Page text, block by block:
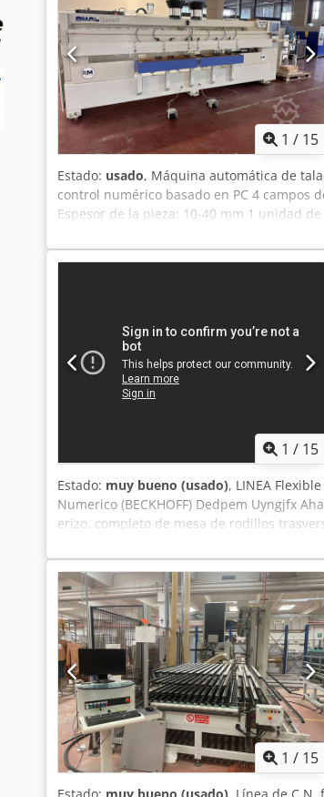
1 / 15
Estado: usado, Máquina automática de
control numérico basado en PC 4 campos
Espesor de la pieza: 10-40 mm 1 unidad
espigas 1 cabezal de taladrado horizontal
depósito de cola de 8 litros + 1 depósito
30 mm Profundidad máxima del agujero
control numérico 2 depósitos con
espiga: 8 mm de diámetro x 35 mm de
con agua Dksdow D Dckspfx Ahaor
1 / 15
Estado: muy bueno (usado), LINEA
Numerico (BECKHOFF) Dedpem Uyngjfx
erizo, completo de mesa de rodillos
FLEXIBLE automatico Mod. BAT-DTW D) 3°
automatico Mod. BMA-DLS para taladrar,
Dispositivo de alimentación y rotación
CNC I) Prensa en continuo para cuerpos de
SALIDA
1 / 15
Estado: muy bueno (usado) , Línea de